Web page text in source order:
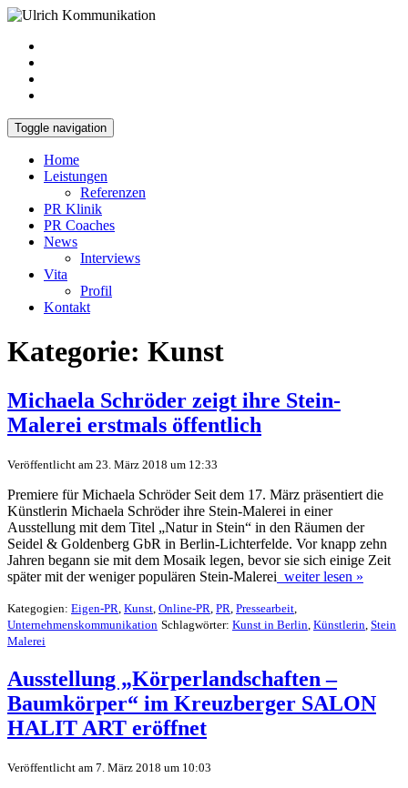
Toggle navigation
Home
Leistungen
Referenzen
PR Klinik
PR Coaches
News
Interviews
Vita
Profil
Kontakt
Kategorie: Kunst
Michaela Schröder zeigt ihre Stein-
Malerei erstmals öffentlich
Veröffentlicht am 23. März 2018 um 12:33
Premiere für Michaela Schröder Seit dem 17. März präsentiert die
Künstlerin Michaela Schröder ihre Stein-Malerei in einer
Ausstellung mit dem Titel „Natur in Stein“ in den Räumen der
Seidel & Goldenberg GbR in Berlin-Lichterfelde. Vor knapp zehn
Jahren begann sie mit dem Mosaik legen, bevor sie sich einige Zeit
später mit der weniger populären Stein-Malerei weiter lesen »
Kategogien: Eigen-PR Kunst Online-PR PR Pressearbeit
Unternehmenskommunikation Schlagwörter: Kunst in Berlin Künstlerin Stein
Malerei
Ausstellung „Körperlandschaften –
Baumkörper“ im Kreuzberger SALON
HALIT ART eröffnet
Veröffentlicht am 7. März 2018 um 10:03